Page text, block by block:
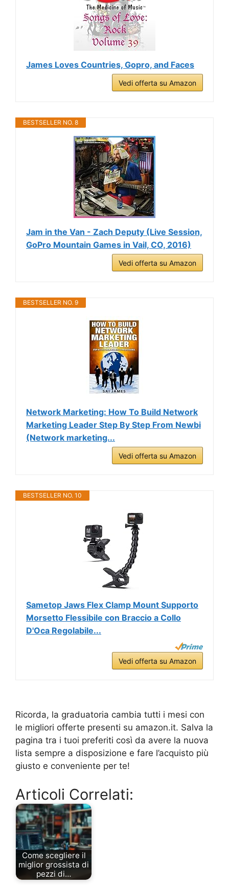
James Loves Countries, Gopro, and Faces
Vedi offerta su Amazon
BESTSELLER NO. 8
Jam in the Van - Zach Deputy (Live Session,
GoPro Mountain Games in Vail, CO, 2016)
Vedi offerta su Amazon
BESTSELLER NO. 9
Network Marketing: How To Build Network
Marketing Leader Step By Step From Newbi
(Network marketing...
Vedi offerta su Amazon
BESTSELLER NO. 10
Sametop Jaws Flex Clamp Mount Supporto
Morsetto Flessibile con Braccio a Collo
D'Oca Regolabile...
Vedi offerta su Amazon
Ricorda, la graduatoria cambia tutti i mesi con
le migliori offerte presenti su amazon.it. Salva la
pagina tra i tuoi preferiti così da avere la nuova
lista sempre a disposizione e fare l’acquisto più
giusto e conveniente per te!
Articoli Correlati:
Come scegliere il
miglior grossista di
pezzi di…